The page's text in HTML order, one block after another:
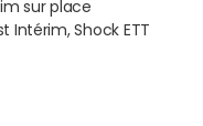
sur place
Intérim, Shock ETT